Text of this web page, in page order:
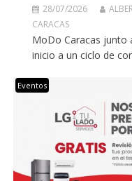
28/07/2026
CARACAS
MoDo Caracas junto
inicio a un ciclo de
Eventos